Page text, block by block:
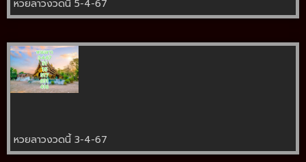
หวยลาวงวดนี้ 5-4-67
หวยลาวงวดนี้ 3-4-67